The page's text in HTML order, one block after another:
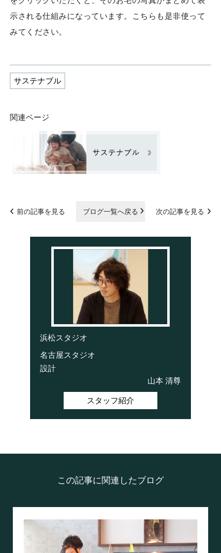
示される仕組みになっています。こちらも是非使って
みてください。
サステナブル
関連ページ
前の記事を見る ブログ一覧へ戻る 次の記事を見る
浜松スタジオ
名古屋スタジオ
設計
山本 清尊
スタッフ紹介
この記事に関連したブログ